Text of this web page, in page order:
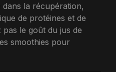
la récupération,
de protéines et de
pas le goût du jus de
smoothies pour